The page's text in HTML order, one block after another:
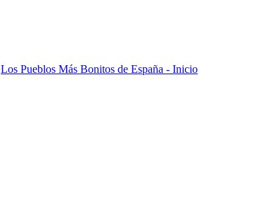
Los Pueblos Más Bonitos de España - Inicio